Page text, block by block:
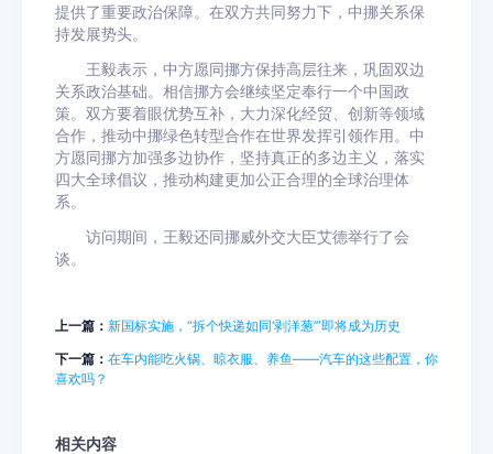
提供了重要政治保障。在双方共同努力下，中挪关系保
持发展势头。
王毅表示，中方愿同挪方保持高层往来，巩固双边
关系政治基础。相信挪方会继续坚定奉行一个中国政
策。双方要着眼优势互补，大力深化经贸、创新等领域
合作，推动中挪绿色转型合作在世界发挥引领作用。中
方愿同挪方加强多边协作，坚持真正的多边主义，落实
四大全球倡议，推动构建更加公正合理的全球治理体
系。
访问期间，王毅还同挪威外交大臣艾德举行了会
谈。
上一篇： 新国标实施，“拆个快递如同‘剥洋葱’”即将成为历史
下一篇： 在车内能吃火锅、晾衣服、养鱼——汽车的这些配置，你
喜欢吗？
相关内容